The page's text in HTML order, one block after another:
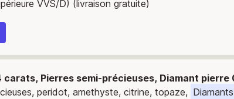
VVS/D) (livraison gratuite)
carats, Pierres semi-précieuses, Diamant pierre
peridot, amethyste, citrine, topaze, Diamants